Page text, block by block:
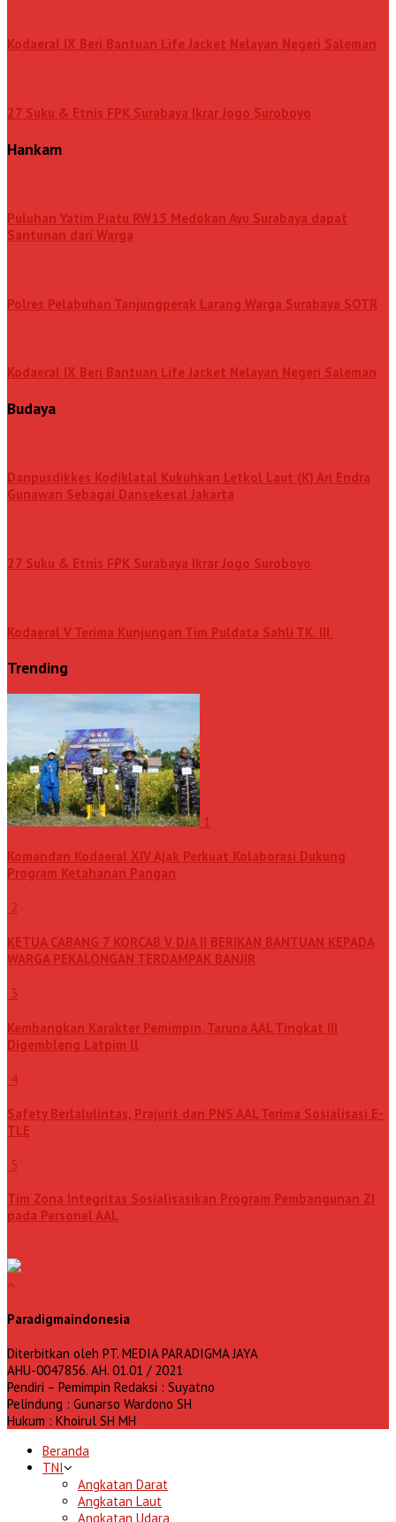
Kodaeral IX Beri Bantuan Life Jacket Nelayan Negeri Saleman
27 Suku & Etnis FPK Surabaya Ikrar Jogo Suroboyo
Hankam
Puluhan Yatim Piatu RW15 Medokan Ayu Surabaya dapat
Santunan dari Warga
Polres Pelabuhan Tanjungperak Larang Warga Surabaya SOTR
Kodaeral IX Beri Bantuan Life Jacket Nelayan Negeri Saleman
Budaya
Danpusdikkes Kodiklatal Kukuhkan Letkol Laut (K) Ari Endra
Gunawan Sebagai Dansekesal Jakarta
27 Suku & Etnis FPK Surabaya Ikrar Jogo Suroboyo
Kodaeral V Terima Kunjungan Tim Puldata Sahli TK. III
Trending
1
Komandan Kodaeral XIV Ajak Perkuat Kolaborasi Dukung
Program Ketahanan Pangan
2
KETUA CABANG 7 KORCAB V DJA II BERIKAN BANTUAN KEPADA
WARGA PEKALONGAN TERDAMPAK BANJIR
3
Kembangkan Karakter Pemimpin, Taruna AAL Tingkat III
Digembleng Latpim ll
4
Safety Berlalulintas, Prajurit dan PNS AAL Terima Sosialisasi E-
TLE
5
Tim Zona Integritas Sosialisasikan Program Pembangunan ZI
pada Personel AAL
Paradigmaindonesia
Diterbitkan oleh PT. MEDIA PARADIGMA JAYA
AHU-0047856. AH. 01.01 / 2021
Pendiri – Pemimpin Redaksi : Suyatno
Pelindung : Gunarso Wardono SH
Hukum : Khoirul SH MH
Beranda
TNI
Angkatan Darat
Angkatan Laut
Angkatan Udara